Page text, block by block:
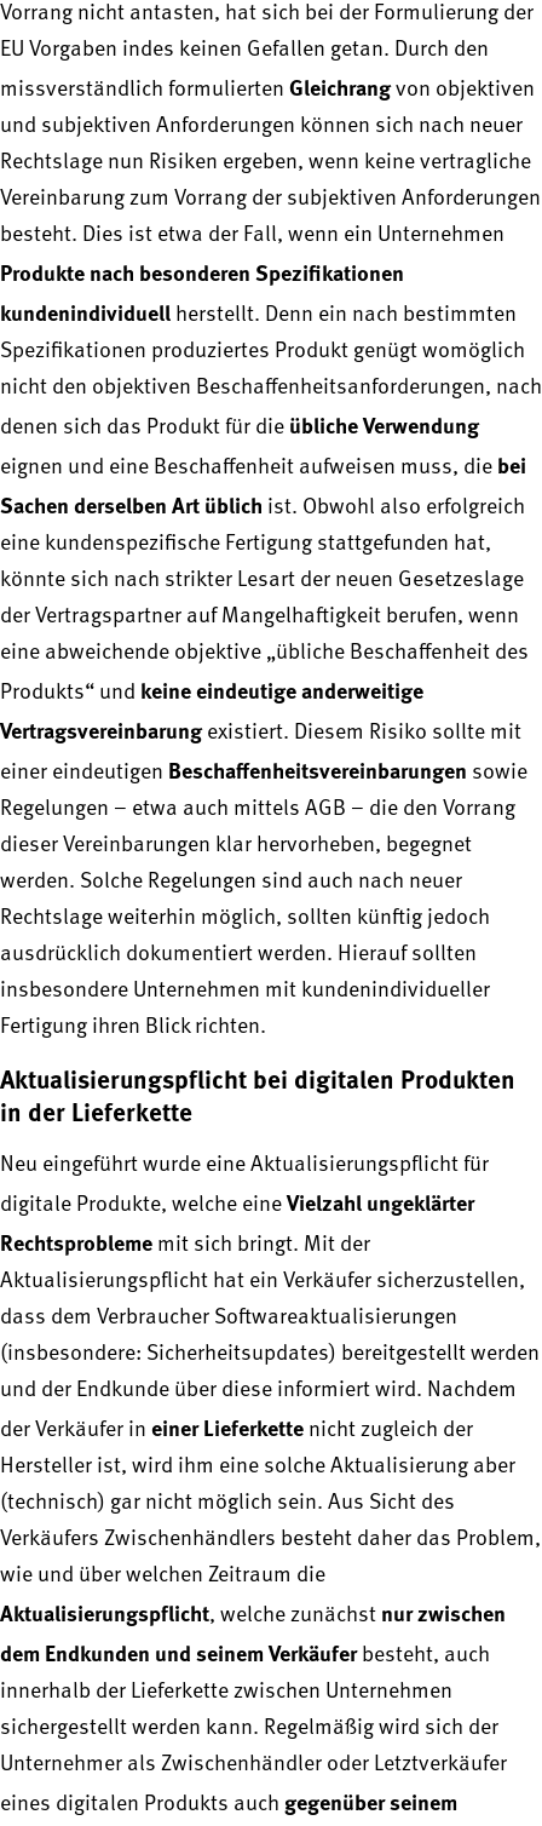
Vorrang nicht antasten, hat sich bei der Formulierung der
EU Vorgaben indes keinen Gefallen getan. Durch den
missverständlich formulierten Gleichrangvon objektiven
und subjektiven Anforderungen können sich nach neuer
Rechtslage nun Risiken ergeben, wenn keine vertragliche
Vereinbarung zum Vorrang der subjektiven Anforderungen
besteht. Dies ist etwa der Fall, wenn ein Unternehmen
Produkte nach besonderen Spezifikationen
kundenindividuell herstellt. Denn ein nach bestimmten
Spezifikationen produziertes Produkt genügt womöglich
nicht den objektiven Beschaffenheitsanforderungen, nach
denen sich das Produkt für die übliche Verwendung
eignen und eine Beschaffenheit aufweisen muss, die bei
Sachen derselben Art üblich ist. Obwohl also erfolgreich
eine kundenspezifische Fertigung stattgefunden hat,
könnte sich nach strikter Lesart der neuen Gesetzeslage
der Vertragspartner auf Mangelhaftigkeit berufen, wenn
eine abweichende objektive „übliche Beschaffenheit des
Produkts“ und keine eindeutige anderweitige
Vertragsvereinbarungexistiert. Diesem Risiko sollte mit
einer eindeutigen Beschaffenheitsvereinbarungen sowie
Regelungen – etwa auch mittels AGB – die den Vorrang
dieser Vereinbarungen klar hervorheben, begegnet
werden. Solche Regelungen sind auch nach neuer
Rechtslage weiterhin möglich, sollten künftig jedoch
ausdrücklich dokumentiert werden. Hierauf sollten
insbesondere Unternehmen mit kundenindividueller
Fertigung ihren Blick richten.
Aktualisierungspflicht bei digitalen Produkten
in der Lieferkette
Neu eingeführt wurde eine Aktualisierungspflicht für
digitale Produkte, welche eine Vielzahl ungeklärter
Rechtsprobleme mit sich bringt. Mit der
Aktualisierungspflicht hat ein Verkäufer sicherzustellen,
dass dem Verbraucher Softwareaktualisierungen
(insbesondere: Sicherheitsupdates) bereitgestellt werden
und der Endkunde über diese informiert wird. Nachdem
der Verkäufer in einer Lieferkette nicht zugleich der
Hersteller ist, wird ihm eine solche Aktualisierung aber
(technisch) gar nicht möglich sein. Aus Sicht des
Verkäufers Zwischenhändlers besteht daher das Problem,
wie und über welchen Zeitraum die
Aktualisierungspflicht, welche zunächst nur zwischen
dem Endkunden und seinem Verkäuferbesteht, auch
innerhalb der Lieferkette zwischen Unternehmen
sichergestellt werden kann. Regelmäßig wird sich der
Unternehmer als Zwischenhändler oder Letztverkäufer
eines digitalen Produkts auch gegenüber seinem